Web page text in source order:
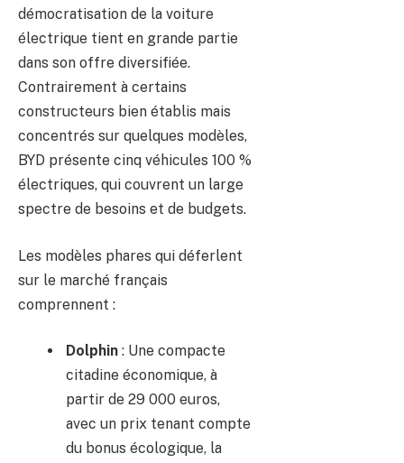
démocratisation de la voiture
électrique tient en grande partie
dans son offre diversifiée.
Contrairement à certains
constructeurs bien établis mais
concentrés sur quelques modèles,
BYD présente cinq véhicules 100 %
électriques, qui couvrent un large
spectre de besoins et de budgets.
Les modèles phares qui déferlent
sur le marché français
comprennent :
Dolphin : Une compacte
citadine économique, à
partir de 29 000 euros,
avec un prix tenant compte
du bonus écologique, la